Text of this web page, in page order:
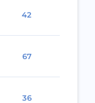
42
67
36